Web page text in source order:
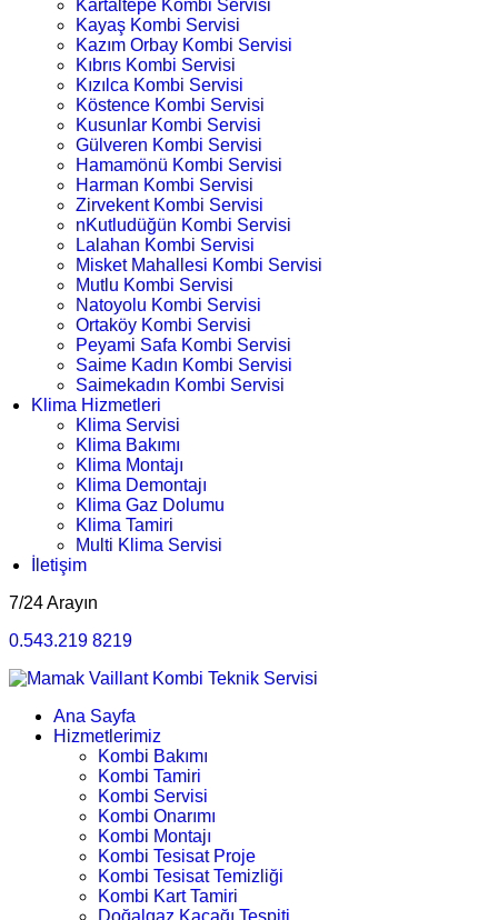
Kartaltepe Kombi Servisi
Kayaş Kombi Servisi
Kazım Orbay Kombi Servisi
Kıbrıs Kombi Servisi
Kızılca Kombi Servisi
Köstence Kombi Servisi
Kusunlar Kombi Servisi
Gülveren Kombi Servisi
Hamamönü Kombi Servisi
Harman Kombi Servisi
Zirvekent Kombi Servisi
nKutludüğün Kombi Servisi
Lalahan Kombi Servisi
Misket Mahallesi Kombi Servisi
Mutlu Kombi Servisi
Natoyolu Kombi Servisi
Ortaköy Kombi Servisi
Peyami Safa Kombi Servisi
Saime Kadın Kombi Servisi
Saimekadın Kombi Servisi
Klima Hizmetleri
Klima Servisi
Klima Bakımı
Klima Montajı
Klima Demontajı
Klima Gaz Dolumu
Klima Tamiri
Multi Klima Servisi
İletişim
7/24 Arayın
0.543.219 8219
Ana Sayfa
Hizmetlerimiz
Kombi Bakımı
Kombi Tamiri
Kombi Servisi
Kombi Onarımı
Kombi Montajı
Kombi Tesisat Proje
Kombi Tesisat Temizliği
Kombi Kart Tamiri
Doğalgaz Kaçağı Tespiti